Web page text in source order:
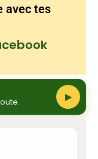
avec tes
▶